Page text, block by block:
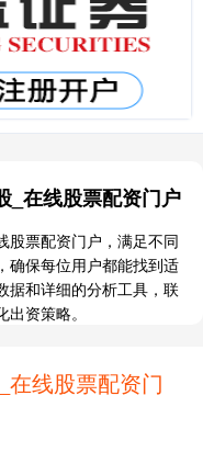
_在线股票配资门户
股票配资门户，满足不同
确保每位用户都能找到适
据和详细的分析工具，联
资策略。
线股票配资门